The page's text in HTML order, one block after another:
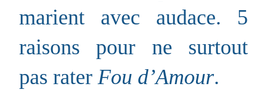
marient avec audace. 5
raisons pour ne surtout
pas rater Fou d’Amour.